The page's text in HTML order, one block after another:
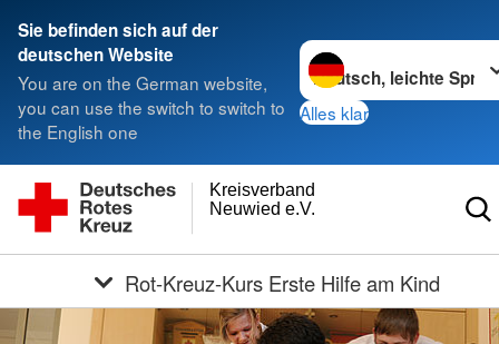
Sie befinden sich auf der
deutschen Website
You are on the German website,
you can use the switch to switch to
the English one
Sprache wechseln zu
Alles klar
Neuwied e.V.
Kreisverband
Rot-Kreuz-Kurs Erste Hilfe am Kind